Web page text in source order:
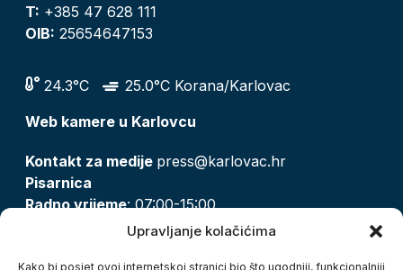
Upravljanje kolačićima
Kako bi posjet ovoj internetskoj stranici bio što ugodniji, funkcionalniji
T: +385 47 628 111
OIB: 25654647153
24.3°C
25.0°C Korana/Karlovac
Web kamere u Karlovcu
Kontakt za medije press@karlovac.hr
Pisarnica
Radno vrijeme: 07:00-15:00
pisarnica@karlovac.hr